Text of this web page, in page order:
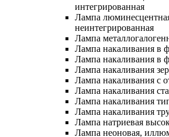
интегрированная
Лампа
неинтегрированная
Лампа
Лампа накаливания в
Лампа накаливания в
Лампа накаливания
Лампа накаливания с
Лампа накаливания
Лампа накаливания
Лампа накаливания
Лампа натриевая
Лампа неоновая,